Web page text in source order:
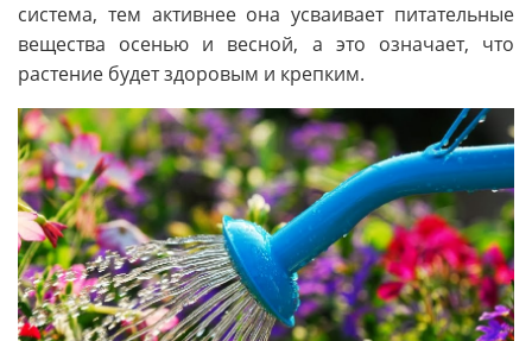
система, тем активнее она усваивает питательные
вещества осенью и весной, а это означает, что
растение будет здоровым и крепким.